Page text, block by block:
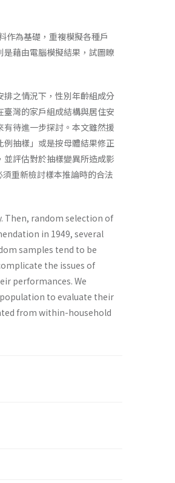
作為基礎，重複模擬各種戶
藉由電腦模擬結果，試圖瞭
之情況下，性別年齡組成分
灣的家戶組成結構與居住安
待進一步探討。本文雖然援
抽樣」或是按母體結果修正
評估對於抽樣變異所造成影
重新檢討樣本推論時的合法
Then, random selection of
in 1949, several
samples tend to be
the issues of
performances. We
to evaluate their
from within-household